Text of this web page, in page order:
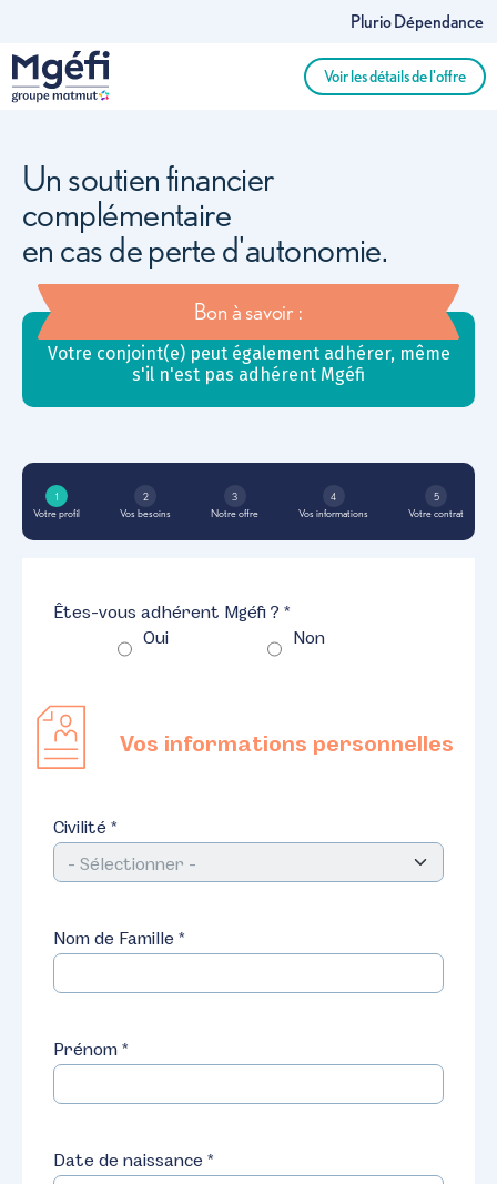
Aller au contenu principal
Plurio Dépendance
Voir les détails de l'offre
Un soutien financier
complémentaire
en cas de perte d'autonomie.
Votre conjoint(e) peut également adhérer, même
s'il n'est pas adhérent Mgéfi
Bon à savoir :
1
Votre profil
2
Vos besoins
3
Notre offre
4
Vos informations
5
Votre contrat
Êtes-vous adhérent Mgéfi ? *
Oui
Non
Vos informations personnelles
Civilité *
Nom de Famille *
Prénom *
Date de naissance *